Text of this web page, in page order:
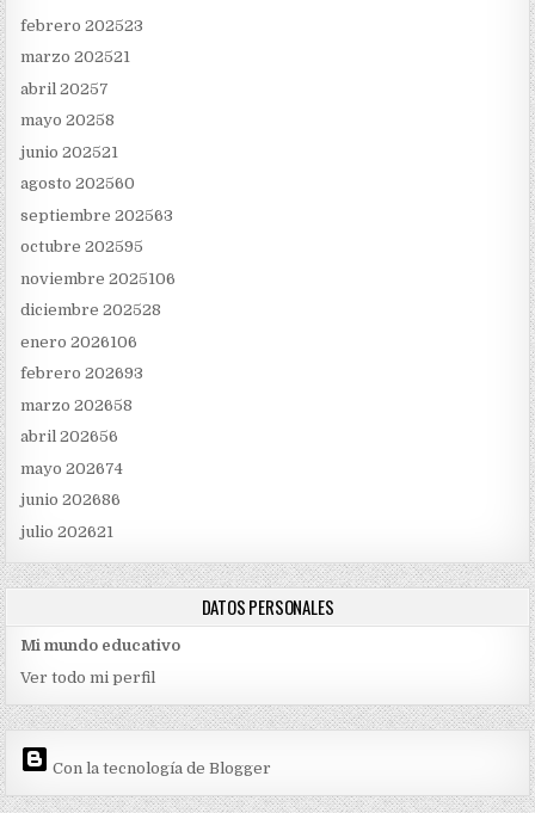
febrero 202523
marzo 202521
abril 20257
mayo 20258
junio 202521
agosto 202560
septiembre 202563
octubre 202595
noviembre 2025106
diciembre 202528
enero 2026106
febrero 202693
marzo 202658
abril 202656
mayo 202674
junio 202686
julio 202621
DATOS PERSONALES
Mi mundo educativo
Ver todo mi perfil
Con la tecnología de Blogger